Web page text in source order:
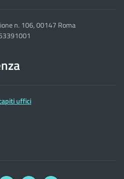
n. 106, 00147 Roma
uffici